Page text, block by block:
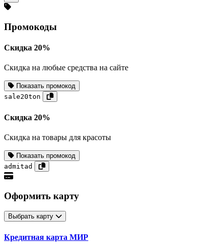
Промокоды
Скидка 20%
Скидка на любые средства на сайте
Показать промокод
sale20ton
Скидка 20%
Скидка на товары для красоты
Показать промокод
admitad
Оформить карту
Выбрать карту
Кредитная карта МИР